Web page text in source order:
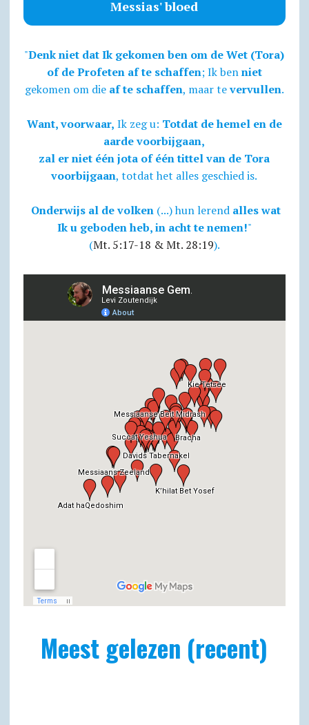
Messias' bloed
"Denk niet dat Ik gekomen ben om de Wet (Tora)
of de Profeten af te schaffen; Ik benniet
gekomen om die af te schaffen, maar tevervullen.
Want, voorwaar, Ik zeg u: Totdat de hemel en de
aarde voorbijgaan,
zal er niet één jota of één tittel van de Tora
voorbijgaan, totdat het alles geschied is.
Onderwijs al de volken(...) hun lerend alles wat
Ik u geboden heb, in acht te nemen!"
(Mt. 5:17-18 & Mt. 28:19).
Meest gelezen (recent)